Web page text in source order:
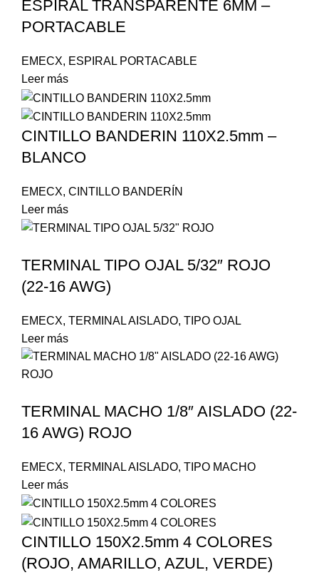
ESPIRAL TRANSPARENTE 6MM –
PORTACABLE
EMECX, ESPIRAL PORTACABLE
Leer más
CINTILLO BANDERIN 110X2.5mm –
BLANCO
EMECX, CINTILLO BANDERÍN
Leer más
TERMINAL TIPO OJAL 5/32″ ROJO
(22-16 AWG)
EMECX, TERMINAL AISLADO, TIPO OJAL
Leer más
TERMINAL MACHO 1/8″ AISLADO (22-
16 AWG) ROJO
EMECX, TERMINAL AISLADO, TIPO MACHO
Leer más
CINTILLO 150X2.5mm 4 COLORES
(ROJO, AMARILLO, AZUL, VERDE)